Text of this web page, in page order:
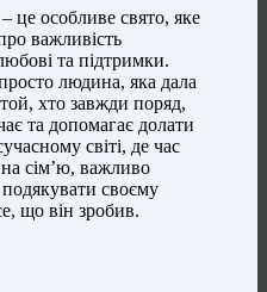
– це особливе свято, яке
важливість
та підтримки.
людина, яка дала
хто завжди поряд,
та допомагає долати
світі, де час
сім’ю, важливо
своєму
що він зробив.